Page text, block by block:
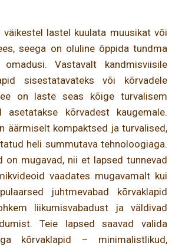
väikestel lastel kuulata muusikat või
seega on oluline õppida tundma
omadusi. Vastavalt kandmisviisile
sisestatavateks või kõrvadele
on laste seas kõige turvalisem
asetatakse kõrvadest kaugemale.
äärmiselt kompaktsed ja turvalised,
heli summutava tehnoloogiaga.
on mugavad, nii et lapsed tunnevad
vaadates mugavamalt kui
juhtmevabad kõrvaklapid
liikumisvabadust ja väldivad
Teie lapsed saavad valida
kõrvaklapid – minimalistlikud,